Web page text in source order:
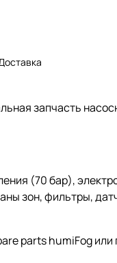
запчасть
(70 бар),
зон, фильтры,
parts humiFog